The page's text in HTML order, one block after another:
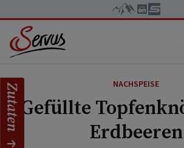
NACHSPEISE
Gefüllte
Erdbeeren
Zutaten